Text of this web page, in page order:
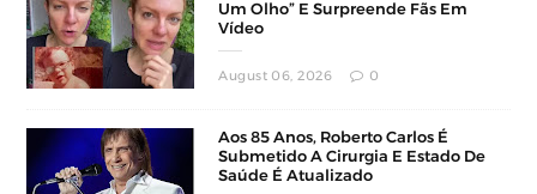
Um Olho” E Surpreende Fãs Em
Vídeo
August 06, 2026 0
Aos 85 Anos, Roberto Carlos É
Submetido A Cirurgia E Estado De
Saúde É Atualizado